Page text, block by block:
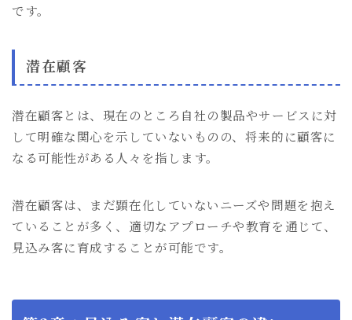
です。
潜在顧客
潜在顧客とは、現在のところ自社の製品やサービスに対
して明確な関心を示していないものの、将来的に顧客に
なる可能性がある人々を指します。
潜在顧客は、まだ顕在化していないニーズや問題を抱え
ていることが多く、適切なアプローチや教育を通じて、
見込み客に育成することが可能です。